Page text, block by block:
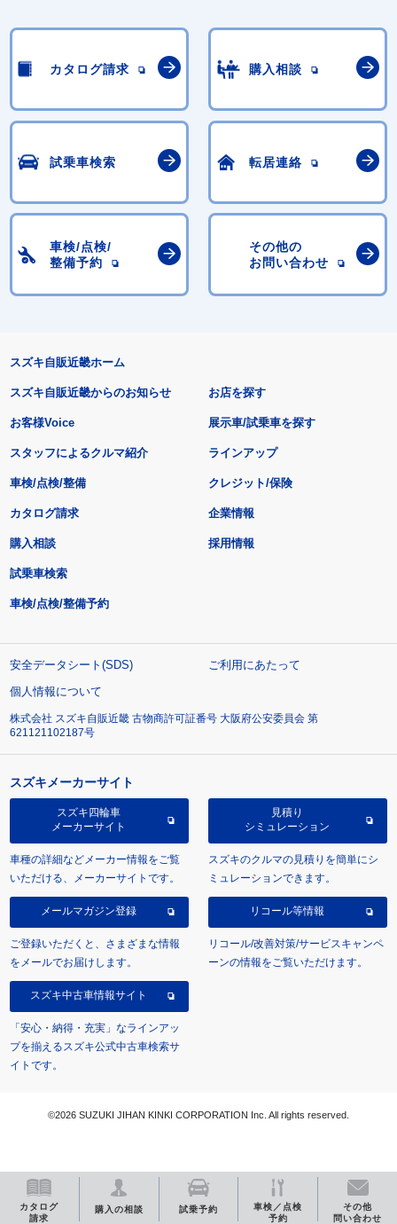
カタログ請求 購入相談
試乗車検索 転居連絡
車検/点検/
整備予約
その他の
お問い合わせ
カタログ
請求
購入の相談 試乗予約
車検／点検
予約
その他
問い合わせ
スズキ自販近畿ホーム
スズキ自販近畿からのお知らせ
お客様Voice
スタッフによるクルマ紹介
お店を探す
展示車/試乗車を探す
ラインアップ
車検/点検/整備 クレジット/保険
カタログ請求
購入相談
試乗車検索
車検/点検/整備予約
企業情報
採用情報
安全データシート(SDS)
ご利用にあたって
個人情報について
株式会社 スズキ自販近畿 古物商許可証番号 大阪府公安委員会 第
621121102187号
スズキメーカーサイト
スズキ四輪車
メーカーサイト
車種の詳細などメーカー情報をご覧
いただける、メーカーサイトです。
見積り
シミュレーション
スズキのクルマの見積りを簡単にシ
ミュレーションできます。
メールマガジン登録
ご登録いただくと、さまざまな情報
をメールでお届けします。
リコール等情報
リコール/改善対策/サービスキャンペ
ーンの情報をご覧いただけます。
スズキ中古車情報サイト
「安心・納得・充実」なラインアッ
プを揃えるスズキ公式中古車検索サ
イトです。
©2026 SUZUKI JIHAN KINKI CORPORATION Inc. All rights reserved.